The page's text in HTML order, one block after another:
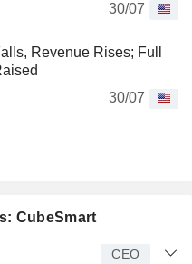
30/07
Revenue Rises; Full
30/07
CubeSmart
CEO